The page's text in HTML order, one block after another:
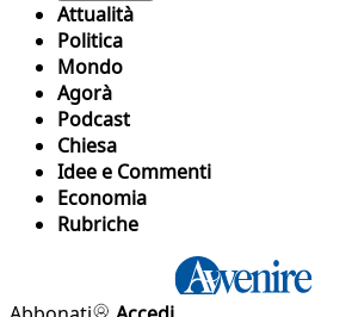
Attualità
Politica
Mondo
Agorà
Podcast
Chiesa
Idee e Commenti
Economia
Rubriche